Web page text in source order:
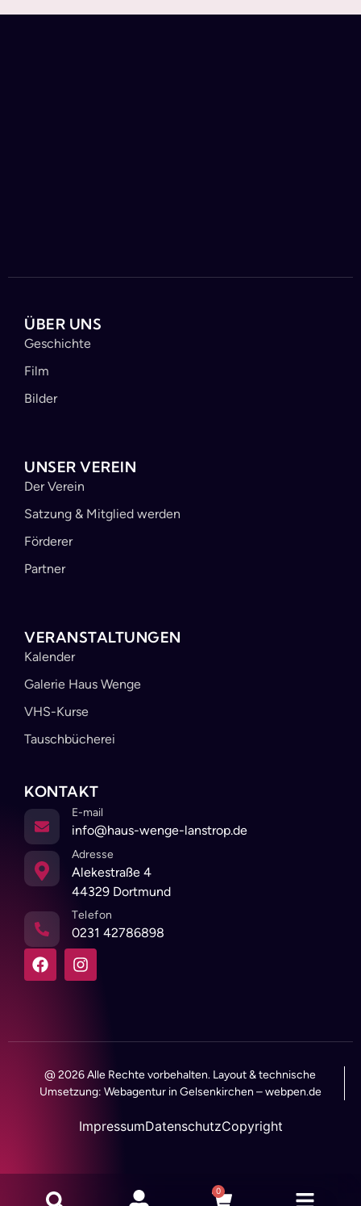
0
ÜBER UNS
Geschichte
Film
Bilder
UNSER VEREIN
Der Verein
Satzung & Mitglied werden
Förderer
Partner
VERANSTALTUNGEN
Kalender
Galerie Haus Wenge
VHS-Kurse
Tauschbücherei
KONTAKT
E-mail
info@haus-wenge-lanstrop.de
Adresse
Alekestraße 4
44329 Dortmund
Telefon
0231 42786898
@ 2026 Alle Rechte vorbehalten. Layout & technische
Umsetzung: Webagentur in Gelsenkirchen –webpen.de
ImpressumDatenschutzCopyright